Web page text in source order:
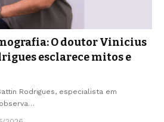
O doutor Vinicius
esclarece mitos e
Rodrigues, especialista em